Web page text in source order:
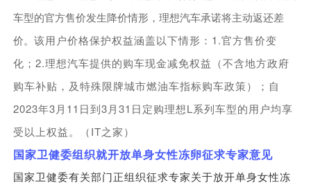
车型的官方售价发生降价情形，理想汽车承诺将主动返还差
价。该用户价格保护权益涵盖以下情形： 1.官方售价变
化；2.理想汽车提供的购车现金减免权益（不含地方政府
购车补贴，及特殊限牌城市燃油车指标购车政策）；自
2023年3 月 11 日到3 月31 日定购理想L系列车型的用户均享
受以上权益。（ IT之家）
国家卫健委组织就开放单身女性冻卵征求专家意见
国家卫健委有关部门正组织征求专家关于放开单身女性冻